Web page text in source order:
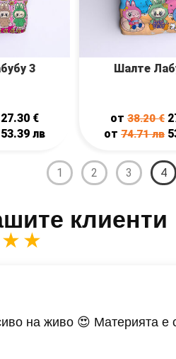
3
27.30 €
53.39 лв
Шалте
от38.20€
от74.71лв
1 2 3 4
клиенти
на живо 😍 Материята е